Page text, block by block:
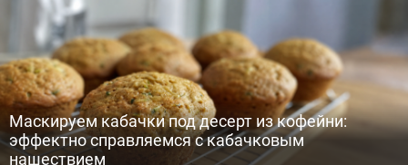
Маскируем кабачки под десерт из кофейни:
эффектно справляемся с кабачковым
нашествием